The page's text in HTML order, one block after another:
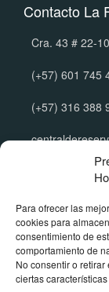
Para ofrecer las
cookies para
consentimiento de
comportamiento de
No consentir o
ciertas
Contacto La
Cra. 43 # 22-
(+57) 601 745
(+57) 316 388
Manual de
Política de
Política de
Términos y